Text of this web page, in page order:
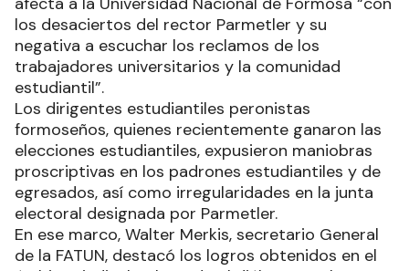
los desaciertos del rector Parmetler y su
negativa a escuchar los reclamos de los
trabajadores universitarios y la comunidad
estudiantil”.
Los dirigentes estudiantiles peronistas
formoseños, quienes recientemente ganaron las
elecciones estudiantiles, expusieron maniobras
proscriptivas en los padrones estudiantiles y de
egresados, así como irregularidades en la junta
electoral designada por Parmetler.
En ese marco, Walter Merkis, secretario General
de la FATUN, destacó los logros obtenidos en el